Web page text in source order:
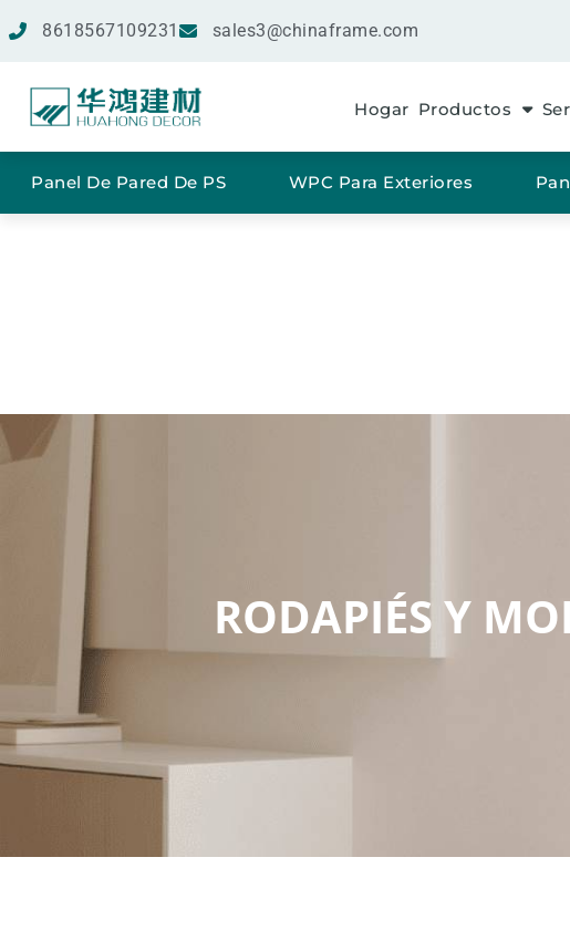
8618567109231 sales3@chinaframe.com
Hogar Productos
Panel De Pared De PS WPC Para Exteriores
RODAPIÉS Y